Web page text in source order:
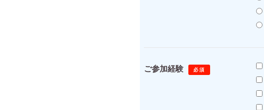
ご参加経験 必須